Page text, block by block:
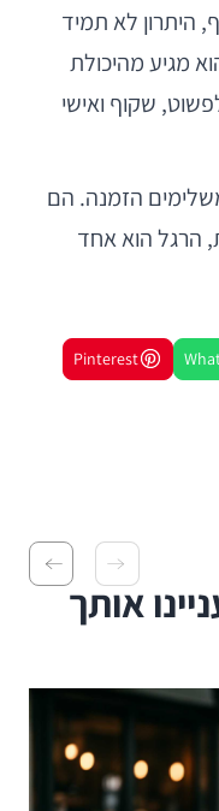
היתרון לא תמיד
מגיע מהיכולת
שקוף ואישי
הזמנה. הם
הרגל הוא אחד
Pinterest
אותך